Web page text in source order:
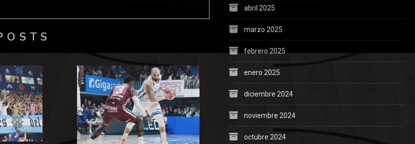
abril 2025
marzo 2025
febrero 2025
enero 2025
diciembre 2024
noviembre 2024
octubre 2024